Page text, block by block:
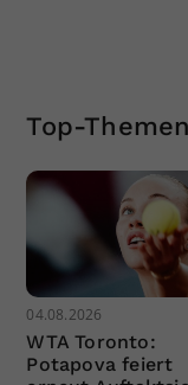
Top-
04.08.2026
WTA Toronto:
Potapova feiert